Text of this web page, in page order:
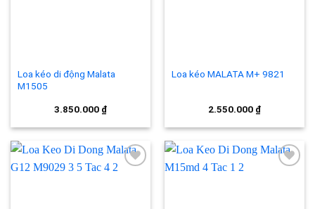
Loa kéo di động Malata
M1505
3.850.000 ₫
Loa kéo MALATA M+ 9821
2.550.000 ₫